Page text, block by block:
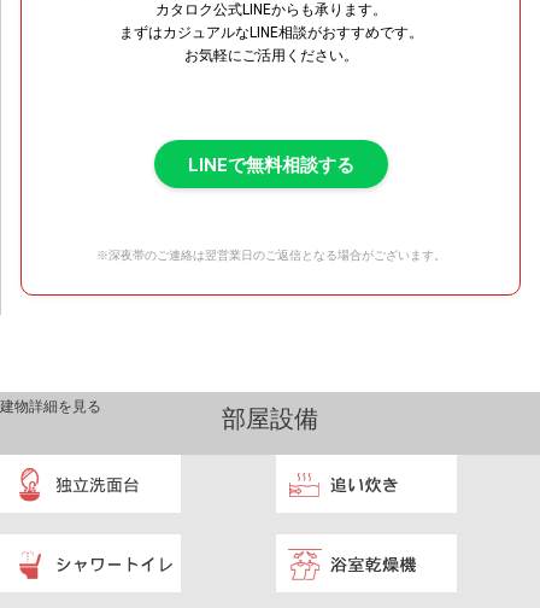
カタロク公式LINEからも承ります。
まずはカジュアルなLINE相談がおすすめです。
お気軽にご活用ください。
LINEで無料相談する
※深夜帯のご連絡は翌営業日のご返信となる場合がございます。
部屋設備
建物詳細を見る